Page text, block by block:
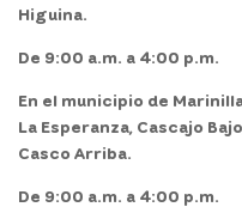
Higuina.
De 9:00 a.m. a 4:00 p.m.
En el municipio de
La Esperanza, Cascajo
Casco Arriba.
De 9:00 a.m. a 4:00 p.m.